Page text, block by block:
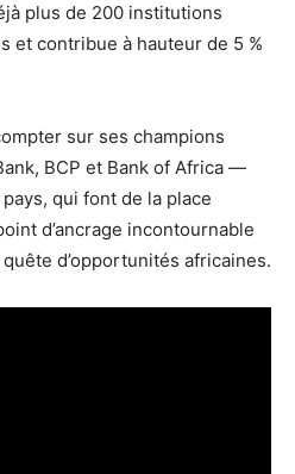
plus de 200 institutions
et contribue à hauteur de 5 %
sur ses champions
BCP et Bank of Africa —
qui font de la place
d’ancrage incontournable
d’opportunités africaines.